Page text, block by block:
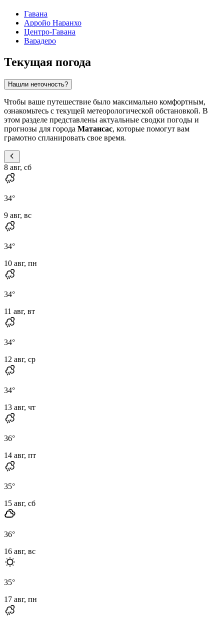
Гавана
Арройо Наранхо
Центро-Гавана
Варадеро
Текущая погода
Нашли неточность?
Чтобы ваше путешествие было максимально комфортным,
ознакомьтесь с текущей метеорологической обстановкой. В
этом разделе представлены актуальные сводки погоды и
прогнозы для города Матансас, которые помогут вам
грамотно спланировать свое время.
8 авг, сб
34°
9 авг, вс
34°
10 авг, пн
34°
11 авг, вт
34°
12 авг, ср
34°
13 авг, чт
36°
14 авг, пт
35°
15 авг, сб
36°
16 авг, вс
35°
17 авг, пн